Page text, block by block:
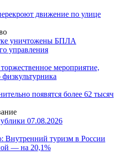
движение по улице
уничтожены БПЛА
управления
мероприятие,
появятся более 62 тысяч
07.08.2026
туризм в России
— на 20,1%